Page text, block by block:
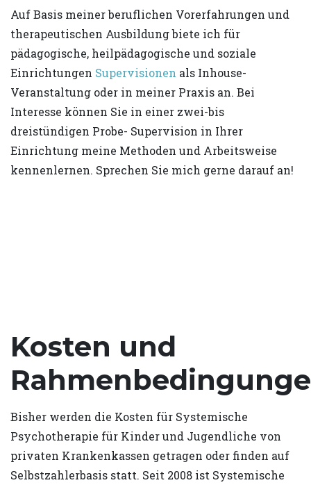
Auf Basis meiner beruflichen Vorerfahrungen und
therapeutischen Ausbildung biete ich für
pädagogische, heilpädagogische und soziale
Einrichtungen Supervisionen als Inhouse-
Veranstaltung oder in meiner Praxis an. Bei
Interesse können Sie in einer zwei-bis
dreistündigen Probe- Supervision in Ihrer
Einrichtung meine Methoden und Arbeitsweise
kennenlernen. Sprechen Sie mich gerne darauf an!
Kosten und
Bisher werden die Kosten für Systemische
Psychotherapie für Kinder und Jugendliche von
privaten Krankenkassen getragen oder finden auf
Selbstzahlerbasis statt. Seit 2008 ist Systemische